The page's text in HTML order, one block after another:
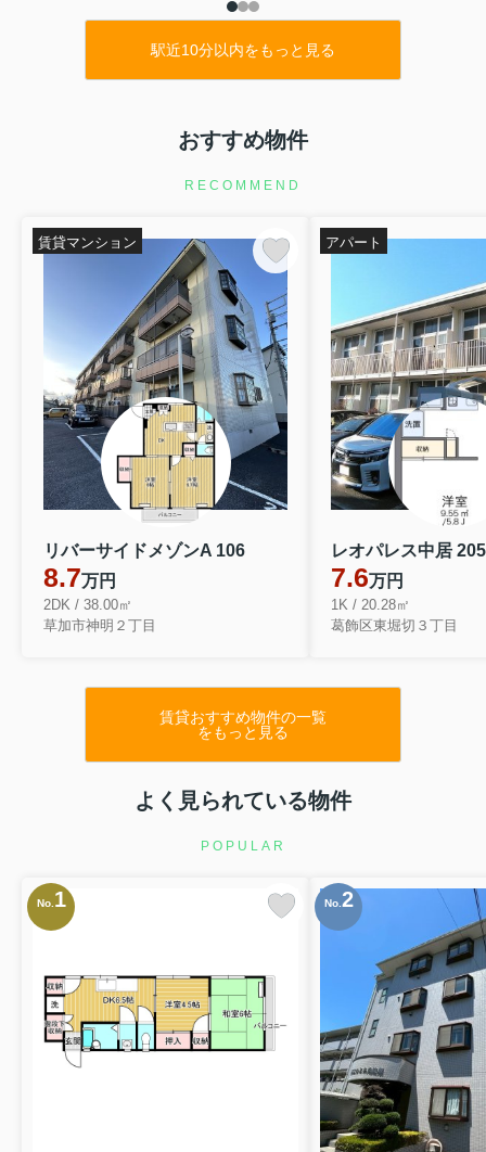
駅近10分以内をもっと見る
おすすめ物件
RECOMMEND
リバーサイドメゾンA 106
8.7万円
2DK / 38.00㎡
草加市神明２丁目
賃貸マンション
レオパレス中居 205
7.6万円
1K / 20.28㎡
葛飾区東堀切３丁目
アパート
賃貸おすすめ物件の一覧
をもっと見る
よく見られている物件
POPULAR
No. 1 No. 2